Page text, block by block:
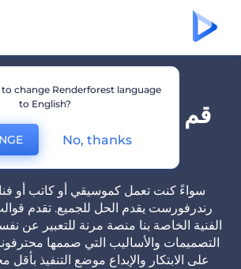
قم بالتعبير عن نفسك
موقع إنترنت
سواءً كنت تعمل كموسيقي أو كاتب أو
رندرفورست يقدم الحل للجميع. تقدم
الفنية الخاصة بنا منصة مرنة للتعبير
التصميمات والأساليب التي صممها
على الابتكار والإبداع موضع التنفيذ بأقل
change Renderforest language
to English?
No, thanks